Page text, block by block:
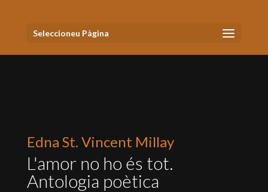
Seleccioneu Pàgina
Edna St. Vincent Millay
L'amor no ho és tot.
Antologia poètica